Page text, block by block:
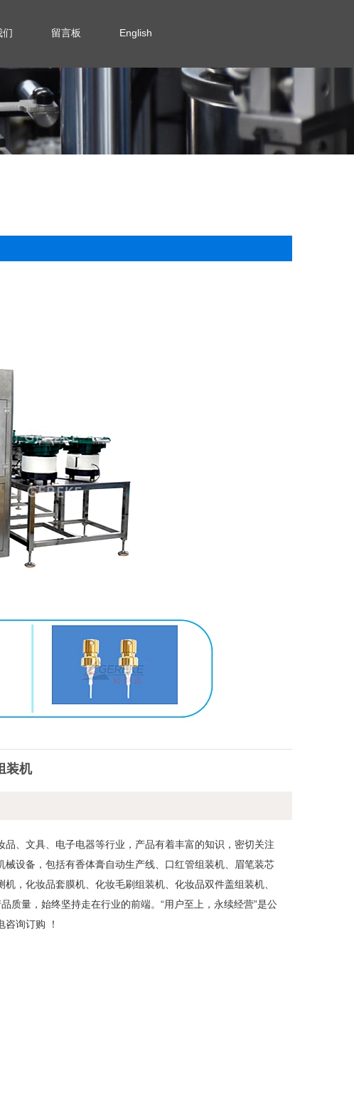
们 留言板 English
装机
、文具、电子电器等行业，产品有着丰富的知识，密切关注
设备，包括有香体膏自动生产线、口红管组装机、眉笔装芯
，化妆品套膜机、化妆毛刷组装机、化妆品双件盖组装机、
质量，始终坚持走在行业的前端。“用户至上，永续经营”是公
询订购 ！